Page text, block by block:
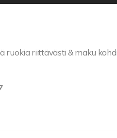
ruokia riittävästi & maku